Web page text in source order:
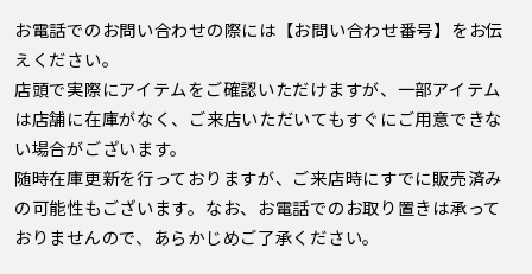
お電話でのお問い合わせの際には【お問い合わせ番号】をお伝
えください。
店頭で実際にアイテムをご確認いただけますが、一部アイテム
は店舗に在庫がなく、ご来店いただいてもすぐにご用意できな
い場合がございます。
随時在庫更新を行っておりますが、ご来店時にすでに販売済み
の可能性もございます。なお、お電話でのお取り置きは承って
おりませんので、あらかじめご了承ください。